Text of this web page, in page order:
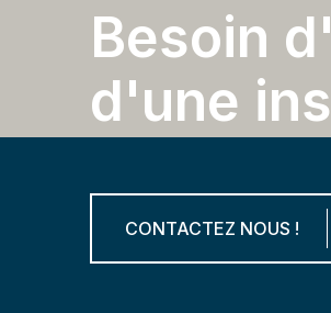
Besoin d'
d'une ins
CONTACTEZ NOUS !